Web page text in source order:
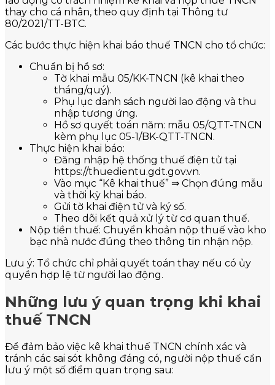
thay cho cá nhân, theo quy định tại Thông tư
80/2021/TT-BTC.
Các bước thực hiện khai báo thuế TNCN cho tổ chức:
Chuẩn bị hồ sơ:
Tờ khai mẫu 05/KK-TNCN (kê khai theo
tháng/quý).
Phụ lục danh sách người lao động và thu
nhập tương ứng.
Hồ sơ quyết toán năm: mẫu 05/QTT-TNCN
kèm phụ lục 05-1/BK-QTT-TNCN.
Thực hiện khai báo:
Đăng nhập hệ thống thuế điện tử tại
https://thuedientu.gdt.gov.vn.
Vào mục “Kê khai thuế” ⇒ Chọn đúng mẫu
và thời kỳ khai báo.
Gửi tờ khai điện tử và ký số.
Theo dõi kết quả xử lý từ cơ quan thuế.
Nộp tiền thuế: Chuyển khoản nộp thuế vào kho
bạc nhà nước đúng theo thông tin nhận nộp.
Lưu ý: Tổ chức chỉ phải quyết toán thay nếu có ủy
quyền hợp lệ từ người lao động.
Những lưu ý quan trọng khi khai
thuế TNCN
Để đảm bảo việc kê khai thuế TNCN chính xác và
tránh các sai sót không đáng có, người nộp thuế cần
lưu ý một số điểm quan trọng sau: